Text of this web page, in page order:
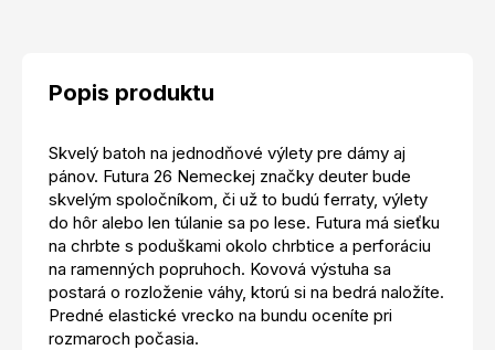
Popis produktu
Skvelý batoh na jednodňové výlety pre dámy aj
pánov. Futura 26 Nemeckej značky deuter bude
skvelým spoločníkom, či už to budú ferraty, výlety
do hôr alebo len túlanie sa po lese. Futura má sieťku
na chrbte s poduškami okolo chrbtice a perforáciu
na ramenných popruhoch. Kovová výstuha sa
postará o rozloženie váhy, ktorú si na bedrá naložíte.
Predné elastické vrecko na bundu oceníte pri
rozmaroch počasia.